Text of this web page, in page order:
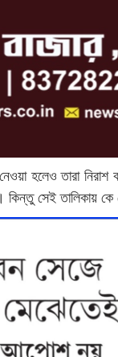
হলেও তারা
কিন্তু সেই তালিকায়